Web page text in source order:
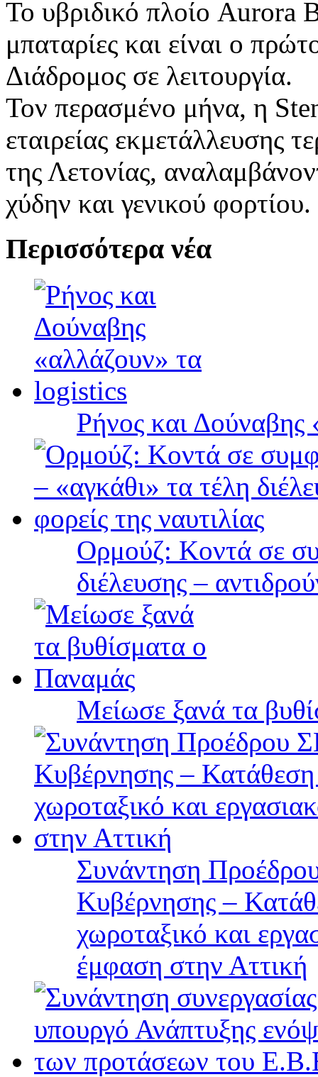
Το υβριδικό πλοίο Aurora
μπαταρίες και είναι ο
Διάδρομος σε λειτουργία.
Τον περασμένο μήνα, η
εταιρείας εκμετάλλευσης
της Λετονίας,
χύδην και γενικού φορτίου.
Περισσότερα νέα
Ρήνος και
Ορμούζ: Κοντά σε
διέλευσης –
Μείωσε ξανά τα
Συνάντηση
Κυβέρνησης –
χωροταξικό και
έμφαση στην Αττική